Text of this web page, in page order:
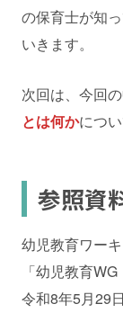
の保育士が知
いきます。
次回は、今回
とは何かにつ
参照資
幼児教育ワー
「幼児教育
令和8年5月29日